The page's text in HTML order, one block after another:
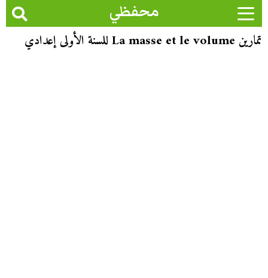
محفظي
تمارين La masse et le volume للسنة الأولى إعدادي